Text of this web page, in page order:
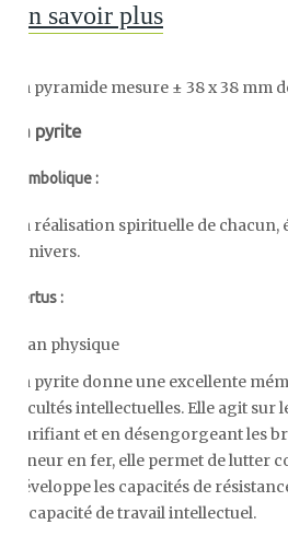
En savoir plus
La pyramide mesure ± 38 x 38 mm
La pyrite
Symbolique :
La réalisation spirituelle de
l'univers.
Vertus :
Plan physique
La pyrite donne une excellente
facultés intellectuelles. Elle agit sur
purifiant et en désengorgeant les
teneur en fer, elle permet de lutter
développe les capacités de
la capacité de travail intellectuel.